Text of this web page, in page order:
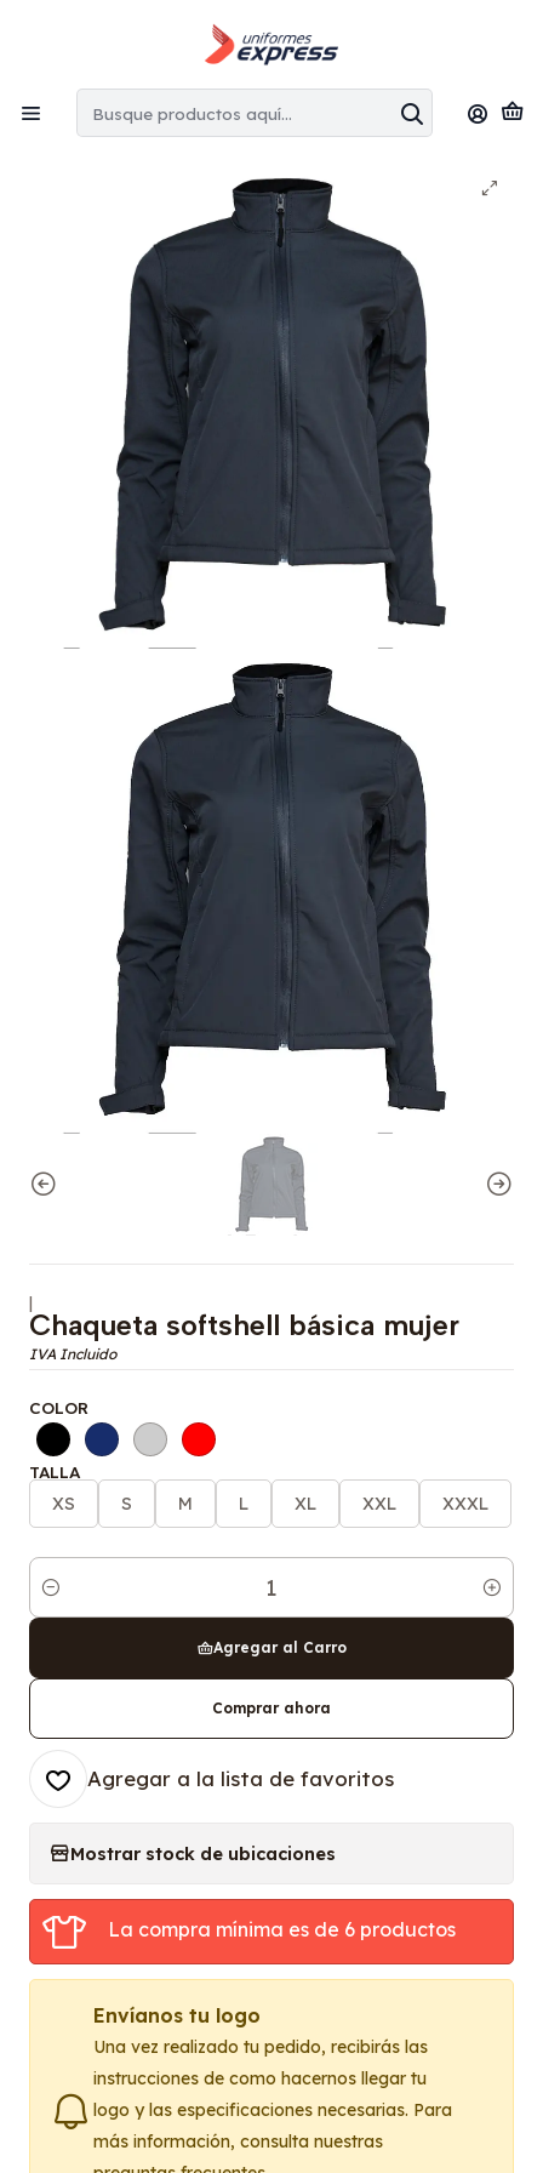
en la Región Metropolitana por copras superiores
Inicio Softshell Chaqueta softshell básica mujer
|
Chaqueta softshell básica mujer
COLOR
TALLA
XS S M L XL XXL XXXL
Cantidad
Agregar al Carro
Comprar ahora
Agregar a la lista de favoritos
Mostrar stock de ubicaciones
La compra mínima es de 6 productos
Envíanos tu logo
Una vez realizado tu pedido, recibirás las
instrucciones de como hacernos llegar tu
logo y las especificaciones necesarias. Para
más información, consulta nuestras